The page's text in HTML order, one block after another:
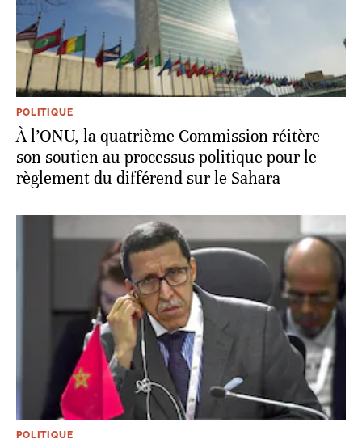
POLITIQUE
À l’ONU, la quatrième Commission réitère
son soutien au processus politique pour le
règlement du différend sur le Sahara
POLITIQUE